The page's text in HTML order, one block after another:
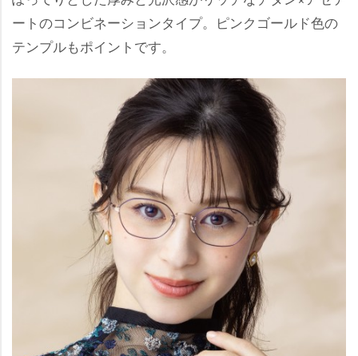
ートのコンビネーションタイプ。ピンクゴールド色の
テンプルもポイントです。